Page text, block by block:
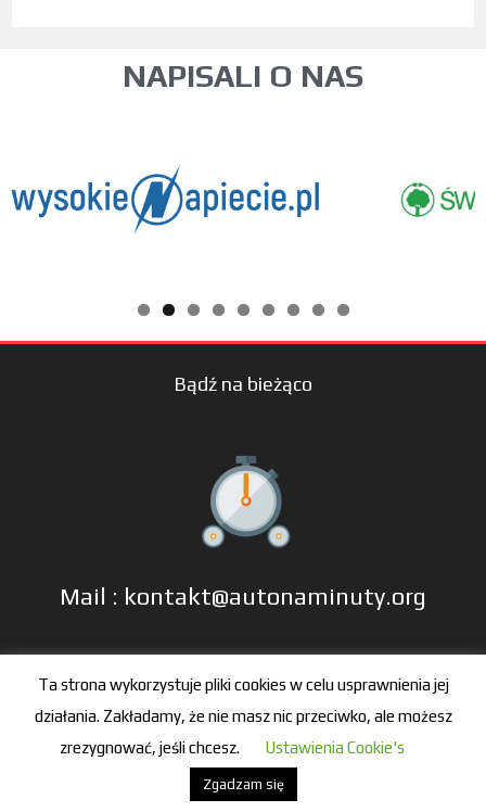
NAPISALI O NAS
Bądź na bieżąco
Mail : kontakt@autonaminuty.org
tel: +48 606 666 993
© 2016-2021 by autonaminuty.org
Ta strona wykorzystuje pliki cookies w celu usprawnienia jej
działania. Zakładamy, że nie masz nic przeciwko, ale możesz
zrezygnować, jeśli chcesz.
Ustawienia Cookie's
Zgadzam się